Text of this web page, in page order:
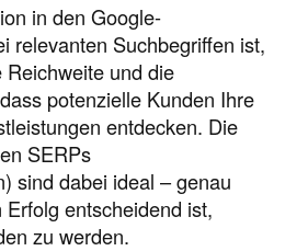
in den Google-
relevanten Suchbegriffen ist,
und die
potenzielle Kunden Ihre
entdecken. Die
SERPs
sind dabei ideal – genau
entscheidend ist,
zu werden.